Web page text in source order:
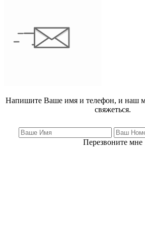
Напишите Ваше имя и телефон, и наш
свяжеться.
Перезвоните мне